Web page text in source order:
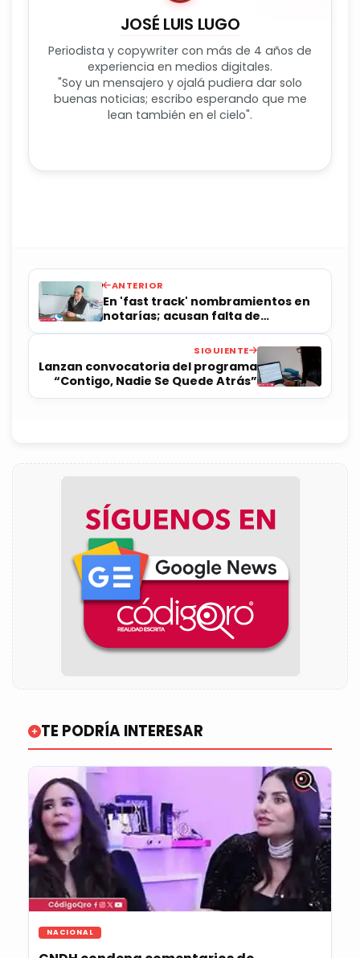
JOSÉ LUIS LUGO
Periodista y copywriter con más de 4 años de
experiencia en medios digitales.
"Soy un mensajero y ojalá pudiera dar solo
buenas noticias; escribo esperando que me
lean también en el cielo".
ANTERIOR
En 'fast track' nombramientos en
notarías; acusan falta de
transparencia
SIGUIENTE
Lanzan convocatoria del programa
“Contigo, Nadie Se Quede Atrás”
TE PODRÍA INTERESAR
NACIONAL